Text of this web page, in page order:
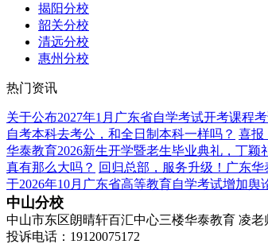
揭阳分校
韶关分校
清远分校
惠州分校
热门资讯
关于公布2027年1月广东省自学考试开考课程
自考本科去考公，和全日制本科一样吗？ 喜报
华泰教育2026新生开学暨老生毕业典礼，丁颖
真有那么大吗？ 回归总部，服务升级！广东
于2026年10月广东省高等教育自学考试增加舆
中山分校
中山市东区朗晴轩百汇中心三楼华泰教育 凌老
投诉电话：19120075172